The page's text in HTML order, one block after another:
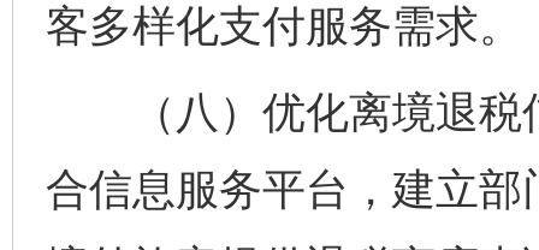
客多样化支付服务需求。
（八）优化离境退税
合信息服务平台，建立